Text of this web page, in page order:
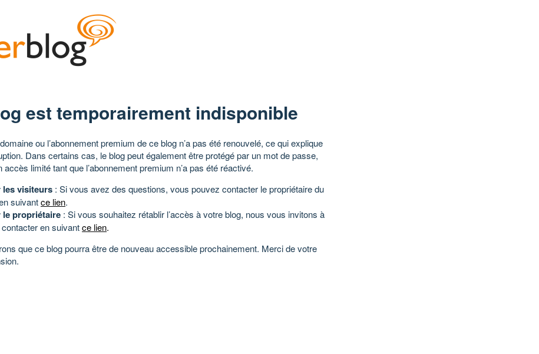
est temporairement indisponible
ou l’abonnement premium de ce blog n’a pas été renouvelé, ce qui explique
Dans certains cas, le blog peut également être protégé par un mot de passe,
accès limité tant que l’abonnement premium n’a pas été réactivé.
les visiteurs : Si vous avez des questions, vous pouvez contacter le propriétaire du
suivantce lien.
le propriétaire : Si vous souhaitez rétablir l’accès à votre blog, nous vous invitons à
en suivantce lien.
que ce blog pourra être de nouveau accessible prochainement. Merci de votre